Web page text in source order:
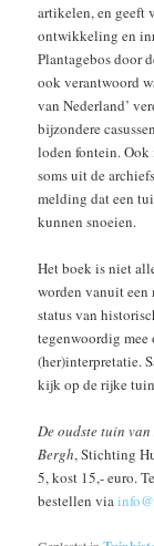
artikelen, en geeft
ontwikkeling en
Plantagebos door
ook verantwoord
van Nederland’
bijzondere
loden fontein. Ook
soms uit de
melding dat een
kunnen snoeien.
Het boek is niet
worden vanuit
status van
tegenwoordig mee
(her)interpretatie.
kijk op de rijke
De oudste tuin
Bergh, Stichting
5, kost 15,- euro.
bestellen via